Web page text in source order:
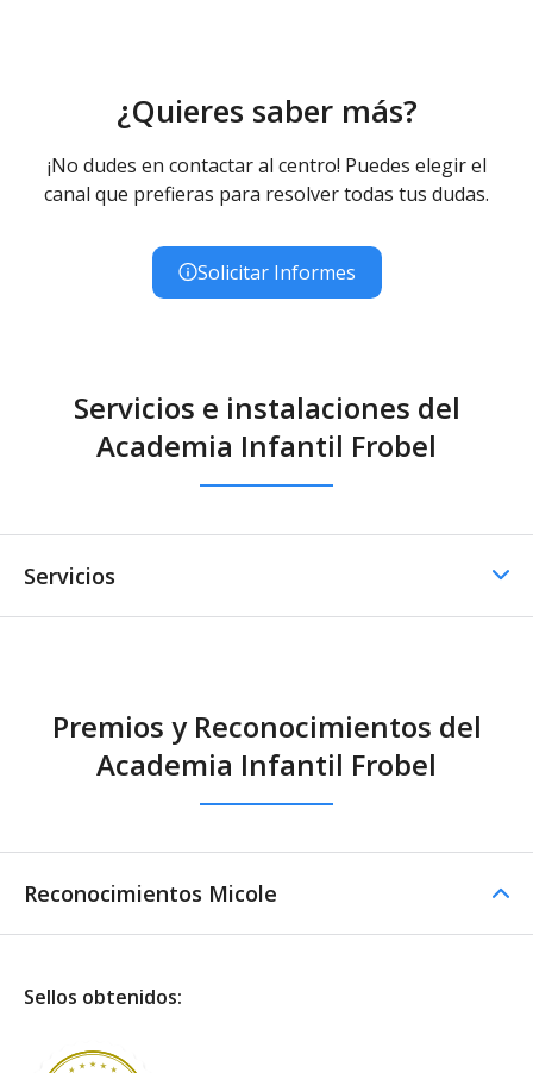
¿Quieres saber más?
¡No dudes en contactar al centro! Puedes elegir el
canal que prefieras para resolver todas tus dudas.
Solicitar Informes
Servicios e instalaciones del
Academia Infantil Frobel
Servicios
Comedor / Cafetería -
Cocina propia
Premios y Reconocimientos del
Academia Infantil Frobel
Reconocimientos Micole
Sellos obtenidos: